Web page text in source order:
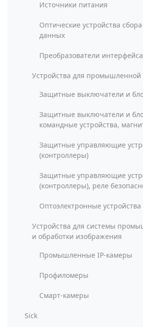
Источники питания
Оптические устройства
данных
Преобразователи интерфейса
Устройства для промышленной
Защитные выключатели и
Защитные выключатели и
командные устройства,
Защитные управляющие
(контроллеры)
Защитные управляющие
(контроллеры), реле
Оптоэлектронные устройства
Устройства для системы
и обработки изображения
Промышленные IP-камеры
Профиломеры
Смарт-камеры
Sick